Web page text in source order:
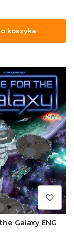
koszyka
Galaxy ENG